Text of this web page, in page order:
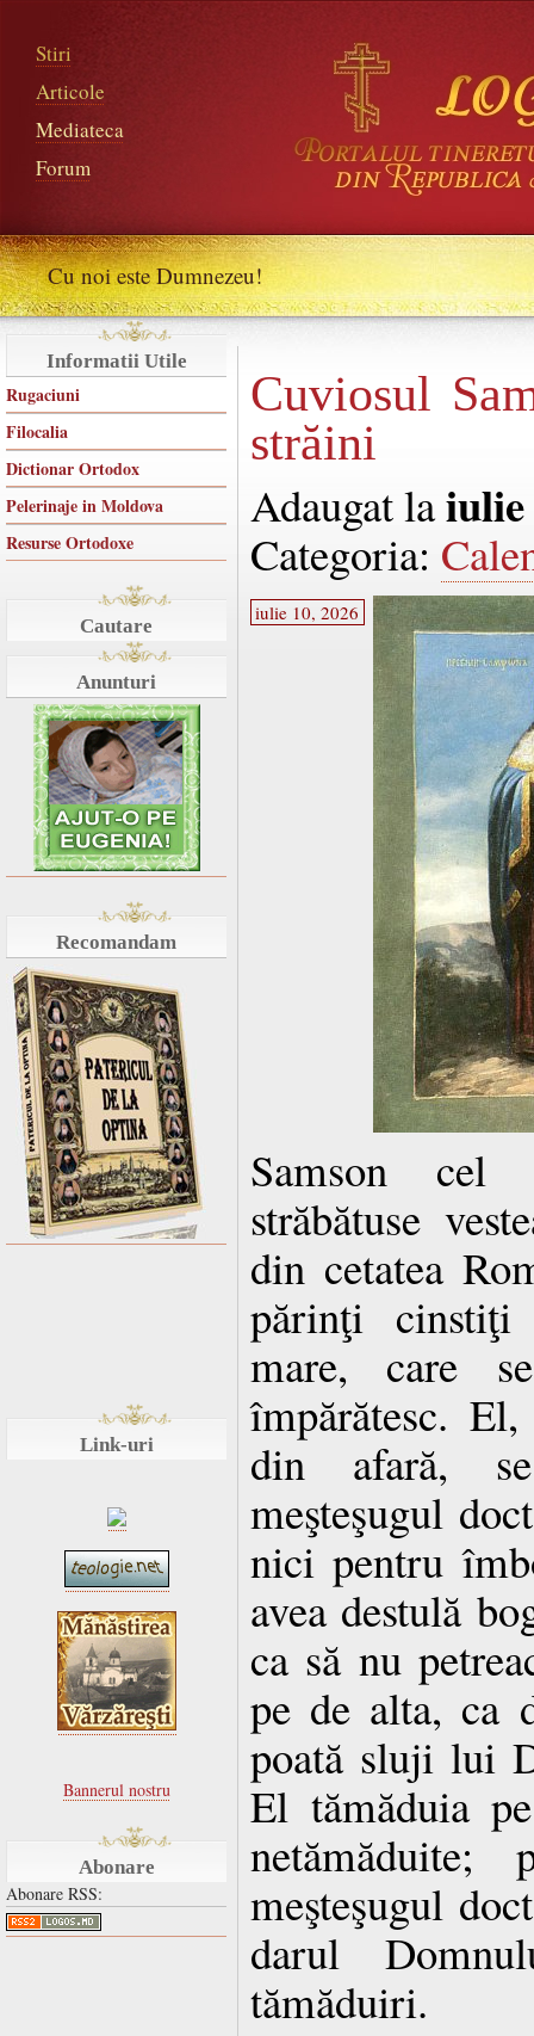
Stiri
Articole
Mediateca
Forum
Cu noi este Dumnezeu!
Informatii Utile
Rugaciuni
Filocalia
Dictionar Ortodox
Pelerinaje in Moldova
Resurse Ortodoxe
Cautare
Anunturi
Recomandam
Link-uri
Bannerul nostru
Abonare
Abonare RSS:
Cuviosul
străini
Adaugat laiulie
Categoria:
iulie 10, 2026
Samson cel
străbătuse
din cetatea
părinţi
mare, care
împărătesc.
din afară,
meşteşugul
nici pentru
avea destulă
ca să nu
pe de alta, ca
poată sluji lui
El tămăduia
meşteşugul
darul
tămăduiri.